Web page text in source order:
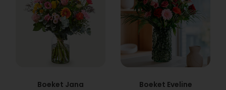
Boeket Jana Boeket Eveline